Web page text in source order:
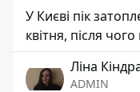
У Києві пік
квітня, після
Ліна
ADMIN